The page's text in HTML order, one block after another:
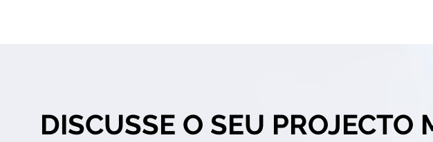
DISCUSSE O SEU PROJECTO